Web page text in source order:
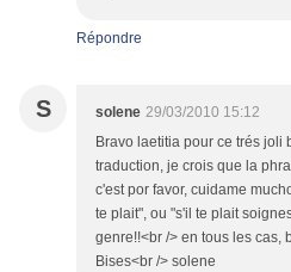
Répondre
S solene 29/03/2010 15:12
Bravo laetitia pour ce trés joli
traduction, je crois que la
c'est por favor, cuidame
te plait", ou "s'il te plait
genre!!<br /> en tous les cas,
Bises<br /> solene